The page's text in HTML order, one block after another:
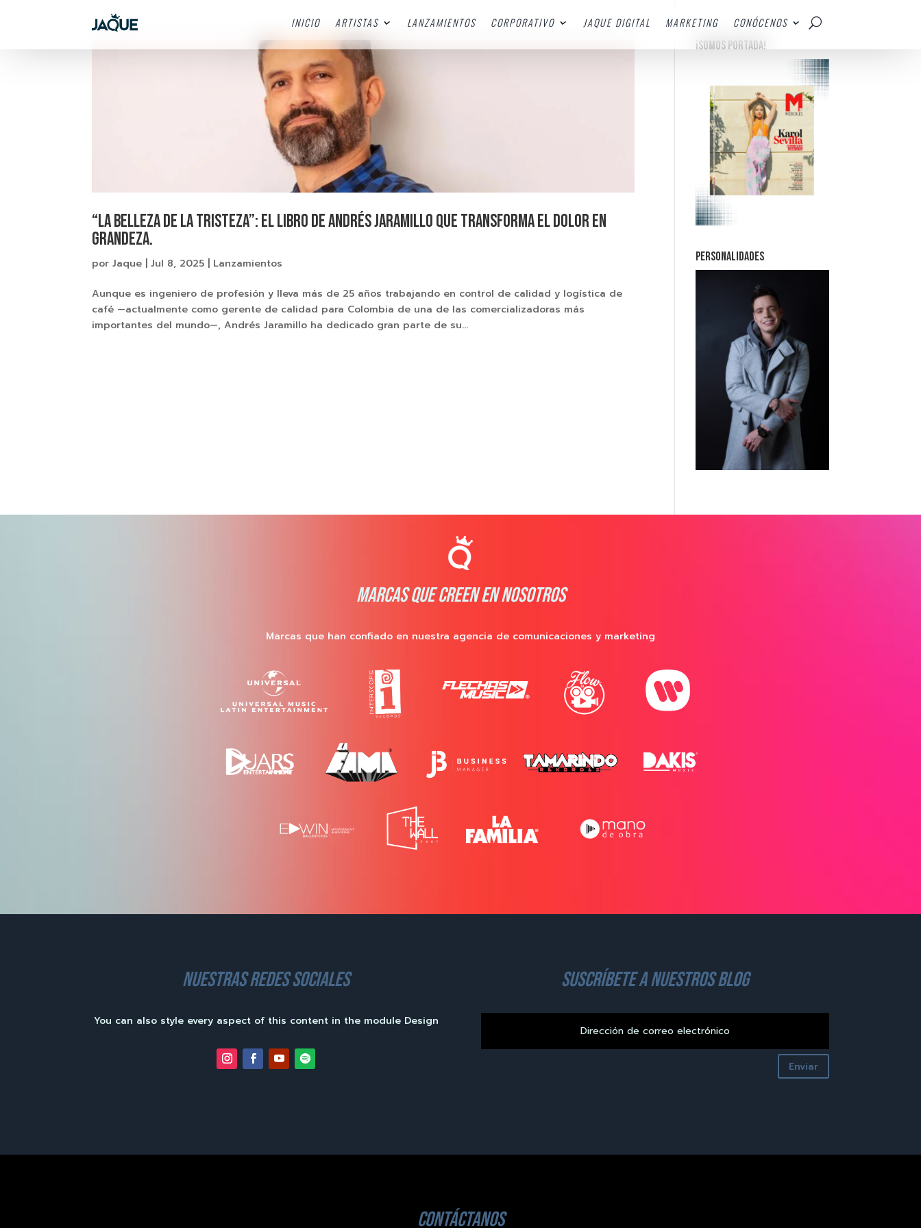
INICIO ARTISTAS LANZAMIENTOS CORPORATIVO JAQUE DIGITAL MARKETING CONÓCENOS
“La Belleza de la Tristeza”: el libro de Andrés Jaramillo que transforma el dolor en
grandeza.
porJaque |Jul 8, 2025 Lanzamientos
Aunque es ingeniero de profesión y lleva más de 25 años trabajando en control de calidad y logística de
café —actualmente como gerente de calidad para Colombia de una de las comercializadoras más
importantes del mundo—, Andrés Jaramillo ha dedicado gran parte de su...
¡SOMOS PORTADA!
PERSONALIDADES
MARCAS QUE CREEN EN NOSOTROS
Marcas que han confiado en nuestra agencia de comunicaciones y marketing
nuestras redes sociales
You can also style every aspect of this content in the module Design
suscríbete a nuestros blog
Enviar
contáctanos